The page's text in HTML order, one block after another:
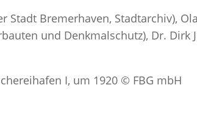
Stadt Bremerhaven, Stadtarchiv),
und Denkmalschutz), Dr. Dirk
I, um 1920 © FBG mbH